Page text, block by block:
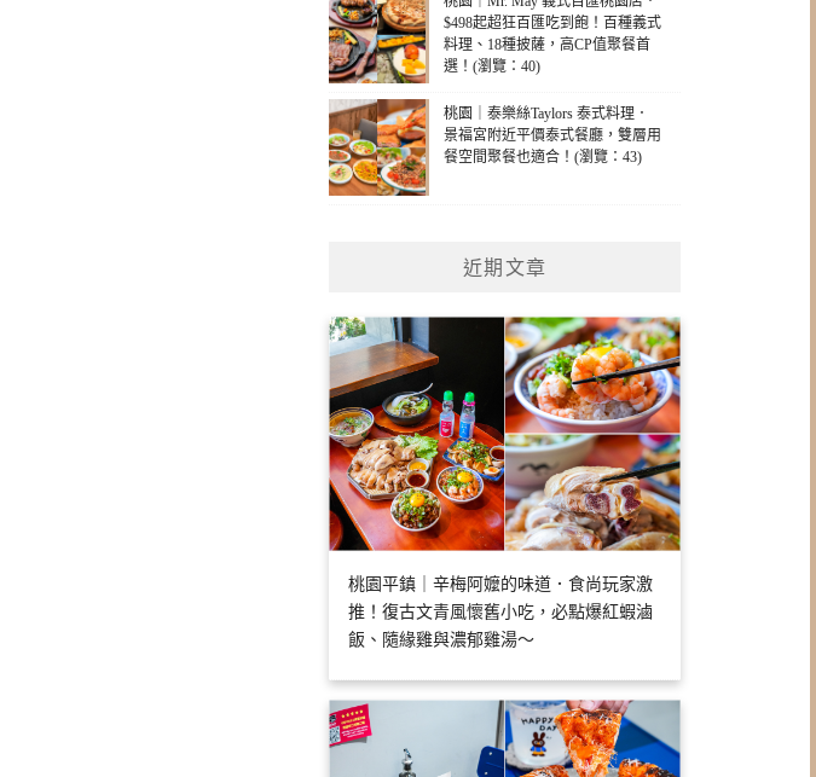
$498起超狂百匯吃到飽！百種義式
料理、18種披薩，高CP值聚餐首
選！(瀏覽：40)
桃園｜泰樂絲Taylors 泰式料理．
景福宮附近平價泰式餐廳，雙層用
餐空間聚餐也適合！(瀏覽：43)
近期文章
桃園平鎮｜辛梅阿嬤的味道．食尚玩家激
推！復古文青風懷舊小吃，必點爆紅蝦滷
飯、隨緣雞與濃郁雞湯～